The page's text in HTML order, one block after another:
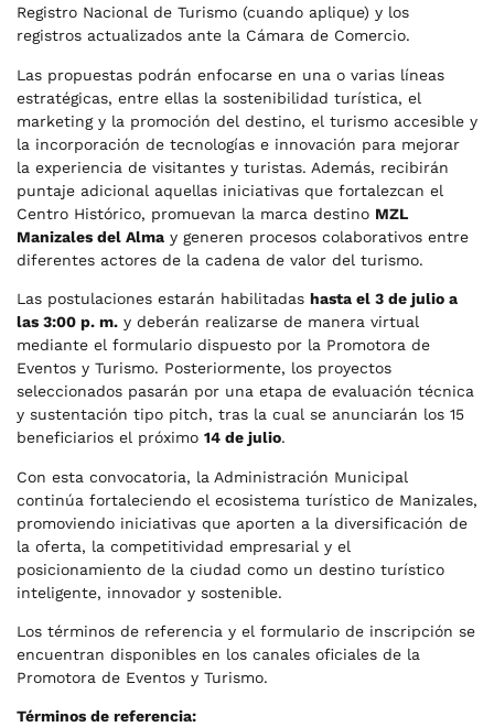
Registro Nacional de Turismo (cuando aplique) y los
registros actualizados ante la Cámara de Comercio.
Las propuestas podrán enfocarse en una o varias líneas
estratégicas, entre ellas la sostenibilidad turística, el
marketing y la promoción del destino, el turismo accesible y
la incorporación de tecnologías e innovación para mejorar
la experiencia de visitantes y turistas. Además, recibirán
puntaje adicional aquellas iniciativas que fortalezcan el
Centro Histórico, promuevan la marca destino MZL
Manizales del Alma y generen procesos colaborativos entre
diferentes actores de la cadena de valor del turismo.
Las postulaciones estarán habilitadas hasta el 3 de julio a
las 3:00 p. m. y deberán realizarse de manera virtual
mediante el formulario dispuesto por la Promotora de
Eventos y Turismo. Posteriormente, los proyectos
seleccionados pasarán por una etapa de evaluación técnica
y sustentación tipo pitch, tras la cual se anunciarán los 15
beneficiarios el próximo 14 de julio.
Con esta convocatoria, la Administración Municipal
continúa fortaleciendo el ecosistema turístico de Manizales,
promoviendo iniciativas que aporten a la diversificación de
la oferta, la competitividad empresarial y el
posicionamiento de la ciudad como un destino turístico
inteligente, innovador y sostenible.
Los términos de referencia y el formulario de inscripción se
encuentran disponibles en los canales oficiales de la
Promotora de Eventos y Turismo.
Términos de referencia: